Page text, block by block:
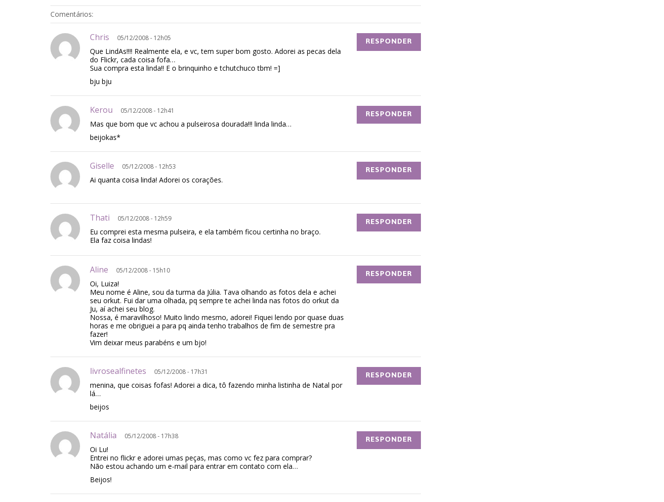
Comentários:
Chris 05/12/2008 - 12h05
Que LindAs!!!! Realmente ela, e vc, tem super bom gosto. Adorei as pecas dela
do Flickr, cada coisa fofa…
Sua compra esta linda!! E o brinquinho e tchutchuco tbm! =]
bju bju
RESPONDER
Kerou 05/12/2008 - 12h41
Mas que bom que vc achou a pulseirosa dourada!!! linda linda…
beijokas*
RESPONDER
Giselle 05/12/2008 - 12h53
Ai quanta coisa linda! Adorei os corações.
RESPONDER
Thati 05/12/2008 - 12h59
Eu comprei esta mesma pulseira, e ela também ficou certinha no braço.
Ela faz coisa lindas!
RESPONDER
Aline 05/12/2008 - 15h10
Oi, Luiza!
Meu nome é Aline, sou da turma da Júlia. Tava olhando as fotos dela e achei
seu orkut. Fui dar uma olhada, pq sempre te achei linda nas fotos do orkut da
Ju, aí achei seu blog.
Nossa, é maravilhoso! Muito lindo mesmo, adorei! Fiquei lendo por quase duas
horas e me obriguei a para pq ainda tenho trabalhos de fim de semestre pra
fazer!
Vim deixar meus parabéns e um bjo!
RESPONDER
livrosealfinetes 05/12/2008 - 17h31
menina, que coisas fofas! Adorei a dica, tô fazendo minha listinha de Natal por
lá…
beijos
RESPONDER
Natália 05/12/2008 - 17h38
Oi Lu!
Entrei no flickr e adorei umas peças, mas como vc fez para comprar?
Não estou achando um e-mail para entrar em contato com ela…
Beijos!
RESPONDER